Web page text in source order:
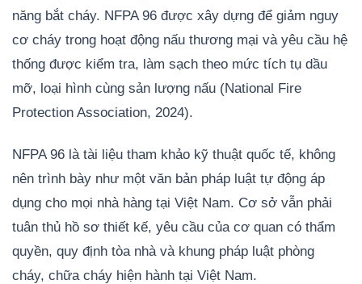
năng bắt cháy. NFPA 96 được xây dựng để giảm nguy
cơ cháy trong hoạt động nấu thương mại và yêu cầu hệ
thống được kiểm tra, làm sạch theo mức tích tụ dầu
mỡ, loại hình cùng sản lượng nấu (National Fire
Protection Association, 2024).
NFPA 96 là tài liệu tham khảo kỹ thuật quốc tế, không
nên trình bày như một văn bản pháp luật tự động áp
dụng cho mọi nhà hàng tại Việt Nam. Cơ sở vẫn phải
tuân thủ hồ sơ thiết kế, yêu cầu của cơ quan có thẩm
quyền, quy định tòa nhà và khung pháp luật phòng
cháy, chữa cháy hiện hành tại Việt Nam.